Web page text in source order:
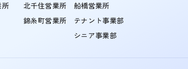
所
北千住営業所
錦糸町営業所
船橋営業所
テナント事業部
シニア事業部